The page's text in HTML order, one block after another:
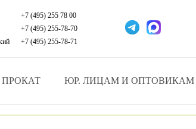
+7 (495) 255 78 00
+7 (495) 255-78-70
+7 (495) 255-78-71
ПРОКАТ ЮР. ЛИЦАМ И ОПТОВИКАМ